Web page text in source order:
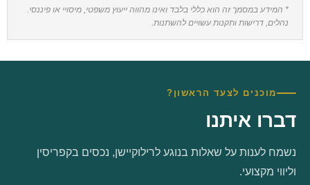
* המידע במסמך זה הוא כללי בלבד ואינו מהווה ייעוץ משפטי, מיסויי או פיננסי.
נהלים, דרישות ותקנות עשויים להשתנות.
מוכנים לצעד הראשון?
דברו איתנו
נשמח לענות על שאלות בנוגע לרילוקיישן, נכסים בקפריסין
וליווי מקצועי.